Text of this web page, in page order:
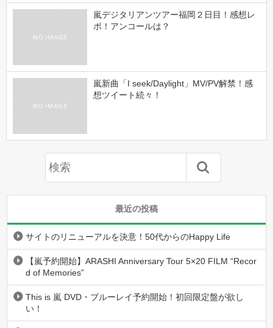
嵐デジタリアンツアー福岡２日目！感想レ
ポ！アンコールは？
嵐新曲「I seek/Daylight」MV/PV解禁！感
想ツイート続々！
最近の投稿
サイトのリニューアルを決意！50代からのHappy Life
【嵐予約開始】ARASHI Anniversary Tour 5×20 FILM “Recor
d of Memories”
This is 嵐 DVD・ブルーレイ予約開始！初回限定盤が欲し
い！